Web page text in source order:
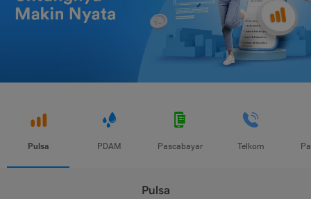
Pulsa PDAM Pascabayar Telkom
Pulsa